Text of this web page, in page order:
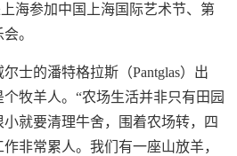
上海参加中国上海国际艺术节、第
。
士的潘特格拉斯（Pantglas）出
牧羊人。“农场生活并非只有田园
就要清理牛舍，围着农场转，四
非常累人。我们有一座山放羊，